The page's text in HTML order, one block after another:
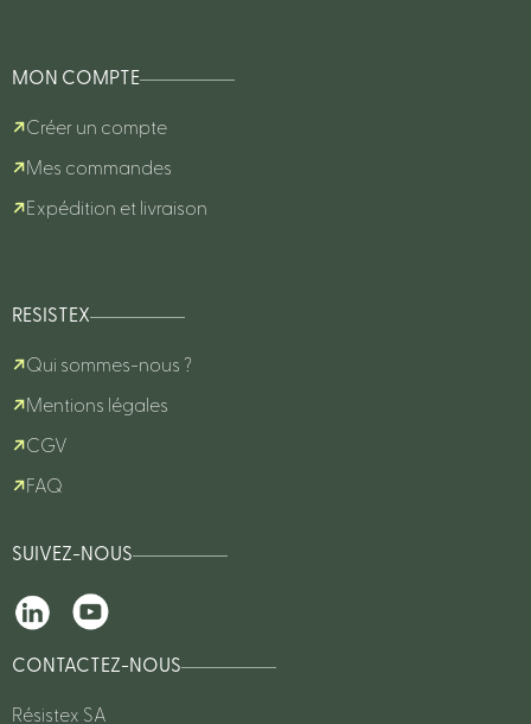
MON COMPTE
Créer un compte
Mes commandes
Expédition et livraison
RESISTEX
Qui sommes-nous ?
Mentions légales
CGV
FAQ
SUIVEZ-NOUS
CONTACTEZ-NOUS
Résistex SA